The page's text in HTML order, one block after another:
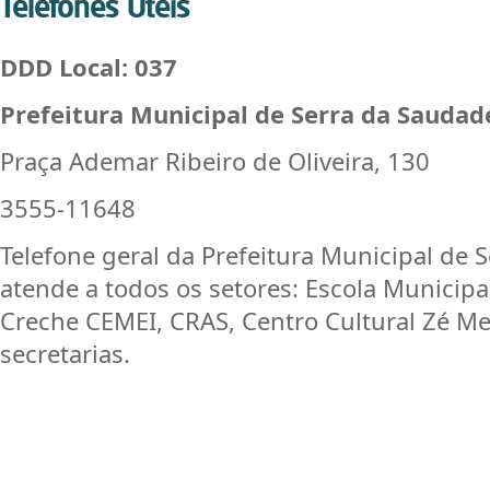
DDD Local: 037
Prefeitura Municipal de Serra da
Praça Ademar Ribeiro de Oliveira, 130
3555-11648
Telefone geral da Prefeitura Municipal de
atende a todos os setores: Escola
Creche CEMEI, CRAS, Centro Cultural Zé
secretarias.